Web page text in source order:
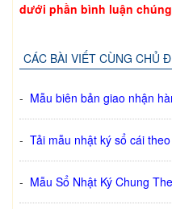
dưới phần bình luận
CÁC BÀI VIẾT CÙNG CHỦ
- Mẫu biên bản giao nhận
- Tải mẫu nhật ký sổ cái
- Mẫu Sổ Nhật Ký Chung